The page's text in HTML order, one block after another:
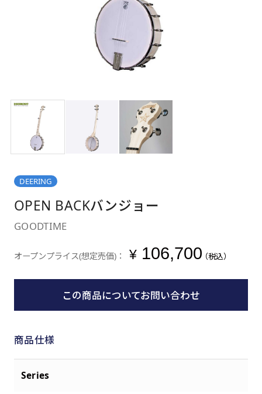
DEERING
OPEN BACKバンジョー
GOODTIME
オープンプライス(想定売価)： ¥106,700（税込）
この商品についてお問い合わせ
商品仕様
Series